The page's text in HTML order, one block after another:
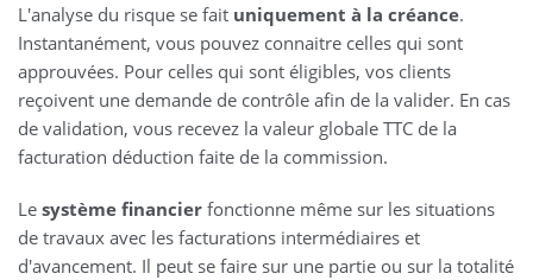
L'analyse du risque se fait uniquement à la créance.
Instantanément, vous pouvez connaitre celles qui sont
approuvées. Pour celles qui sont éligibles, vos clients
reçoivent une demande de contrôle afin de la valider. En cas
de validation, vous recevez la valeur globale TTC de la
facturation déduction faite de la commission.
Le système financier fonctionne même sur les situations
de travaux avec les facturations intermédiaires et
d'avancement. Il peut se faire sur une partie ou sur la totalité